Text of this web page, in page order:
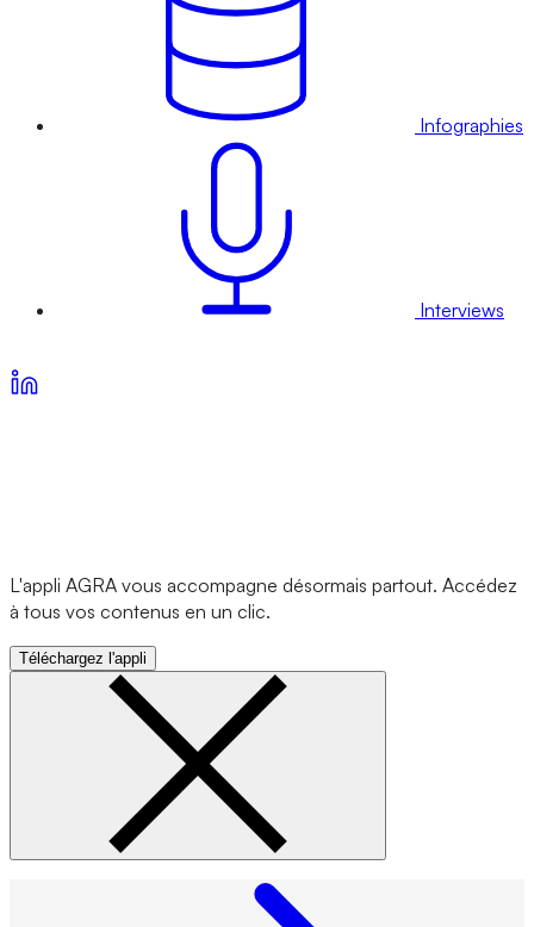
Infographies
Interviews
L'appli AGRA vous accompagne désormais partout. Accédez
à tous vos contenus en un clic.
Téléchargez l'appli